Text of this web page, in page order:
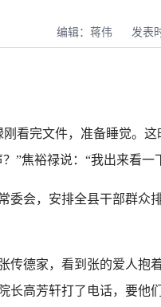
编辑：蒋伟 发表
完文件，准备睡觉。这
”焦裕禄说：“我出来看
会，安排全县干部群众
德家，看到张的爱人抱
长高芳轩打了电话，要